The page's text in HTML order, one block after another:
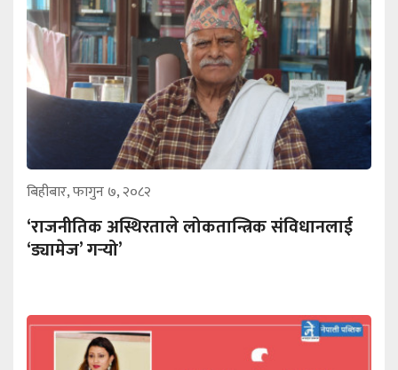
बिहीबार, फागुन ७, २०८२
‘राजनीतिक अस्थिरताले लोकतान्त्रिक संविधानलाई
‘ड्यामेज’ गर्‍यो’